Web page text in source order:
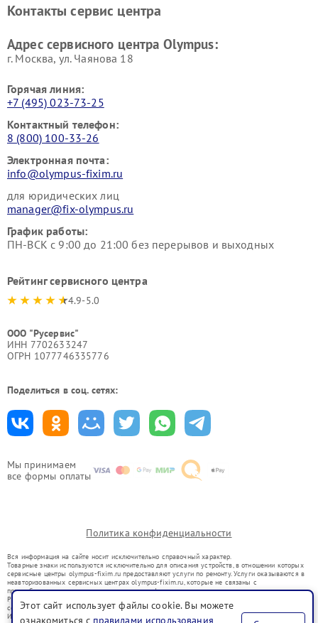
Мы принимаем
все формы оплаты
Контакты сервис центра
Адрес сервисного центра Olympus:
г. Москва, ул. Чаянова 18
Горячая линия:
+7 (495) 023-73-25
Контактный телефон:
8 (800) 100-33-26
Электронная почта:
info@olympus-fixim.ru
для юридических лиц
manager@fix-olympus.ru
График работы:
ПН-ВСК с 9:00 до 21:00 без перерывов и выходных
Рейтинг сервисного центра
4.9-5.0
ООО "Русервис"
ИНН 7702633247
ОГРН 1077746335776
Поделиться в соц. сетях:
Политика конфиденциальности
Вся информация на сайте носит исключительно справочный характер.
Товарные знаки используются исключительно для описания устройств, в отношении которых
сервисные центры olympus-fixim.ru предоставляют услуги по ремонту. Услуги оказываются в
неавторизованных сервисных центрах olympus-fixim.ru, которые не связаны с
правообладателями товарных знаков или их официальными представителями.
Ремонт осуществляется для устройств, уже введенных в гражданский оборот в соответствии
со статьей 1487 ГК РФ.
Использование товарных знаков не преследует цели индивидуализации услуг или введения
Этот сайт использует файлы cookie. Вы можете
ознакомиться с правилами использования